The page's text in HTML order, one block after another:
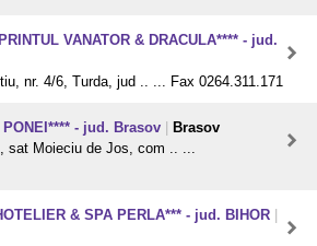
VANATOR & DRACULA**** - jud.
nr. 4/6, Turda, jud .. ... Fax 0264.311.171
PONEI**** - jud. Brasov
Brasov
sat Moieciu de Jos, com .. ...
& SPA PERLA*** - jud. BIHOR